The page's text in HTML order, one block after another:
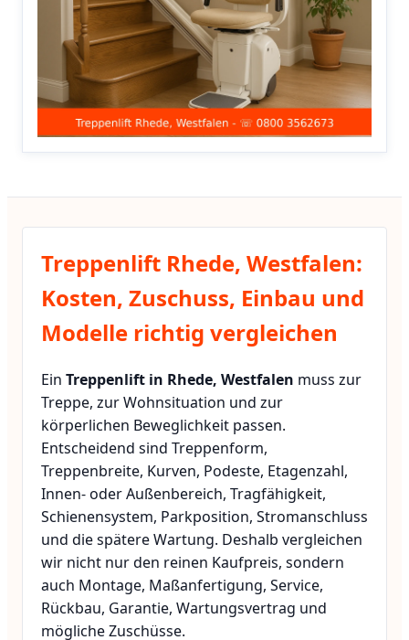
Treppenlift Rhede, Westfalen:
Kosten, Zuschuss, Einbau und
Modelle richtig vergleichen
Ein Treppenlift in Rhede, Westfalen muss zur
Treppe, zur Wohnsituation und zur
körperlichen Beweglichkeit passen.
Entscheidend sind Treppenform,
Treppenbreite, Kurven, Podeste, Etagenzahl,
Innen- oder Außenbereich, Tragfähigkeit,
Schienensystem, Parkposition, Stromanschluss
und die spätere Wartung. Deshalb vergleichen
wir nicht nur den reinen Kaufpreis, sondern
auch Montage, Maßanfertigung, Service,
Rückbau, Garantie, Wartungsvertrag und
mögliche Zuschüsse.